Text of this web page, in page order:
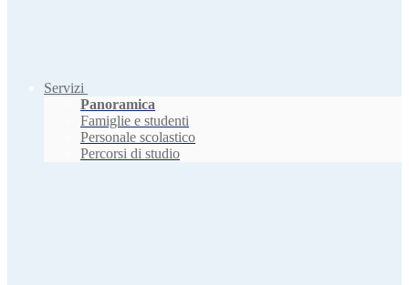
Servizi
Panoramica
Famiglie e studenti
Personale scolastico
Percorsi di studio